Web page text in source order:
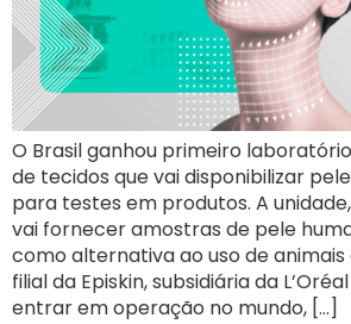
O Brasil ganhou primeiro
de tecidos que vai disponibilizar
para testes em produtos. A
vai fornecer amostras de pele
como alternativa ao uso de animais
filial da Episkin, subsidiária da
entrar em operação no mundo, […]